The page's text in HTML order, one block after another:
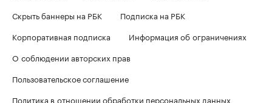
Скрыть баннеры на РБК
Подписка на РБК
Корпоративная подписка
Информация об ограничениях
О соблюдении авторских прав
Пользовательское соглашение
Политика в отношении обработки персональных данных